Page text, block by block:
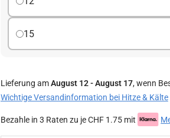
15
Lieferung amAugust 12 - August 17, wenn
Wichtige Versandinformation bei Hitze & Kälte
Bezahle in 3 Raten zu je CHF 1.75 mit